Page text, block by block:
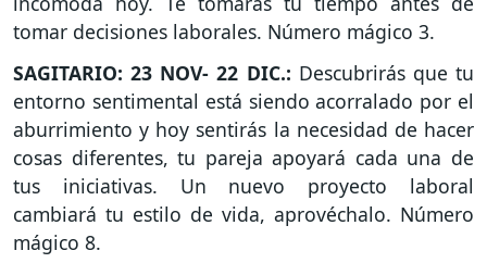
tomar decisiones laborales. Número mágico 3.
SAGITARIO: 23 NOV- 22 DIC.: Descubrirás que tu
entorno sentimental está siendo acorralado por el
aburrimiento y hoy sentirás la necesidad de hacer
cosas diferentes, tu pareja apoyará cada una de
tus iniciativas. Un nuevo proyecto laboral
cambiará tu estilo de vida, aprovéchalo. Número
mágico 8.